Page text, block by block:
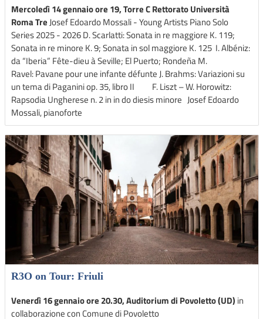
Mercoledì 14 gennaio ore 19, Torre C Rettorato Università
Roma TreJosef Edoardo Mossali - Young Artists Piano Solo
Series 2025 - 2026 D. Scarlatti: Sonata in re maggiore K. 119;
Sonata in re minore K. 9; Sonata in sol maggiore K. 125 I. Albéniz:
da “Iberia” Fête-dieu à Seville; El Puerto; Rondeña M.
Ravel: Pavane pour une infante défunte J. Brahms: Variazioni su
un tema di Paganini op. 35, libro II F. Liszt – W. Horowitz:
Rapsodia Ungherese n. 2 in in do diesis minore Josef Edoardo
Mossali, pianoforte
R3O on Tour: Friuli
Venerdì 16 gennaio ore 20.30, Auditorium di Povoletto (UD) in
collaborazione con Comune di Povoletto